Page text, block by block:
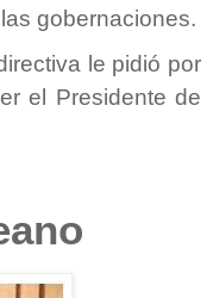
gobernaciones.
le pidió por
el Presidente de